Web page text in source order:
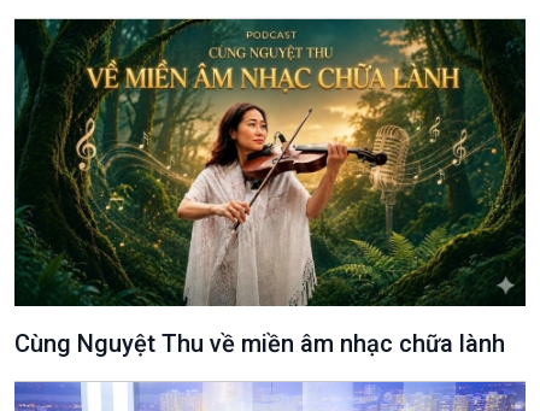
Cùng Nguyệt Thu về miền âm nhạc chữa lành